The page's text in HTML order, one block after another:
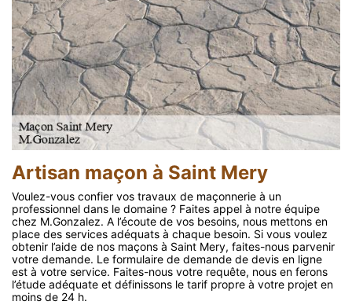
Artisan maçon à Saint Mery
Voulez-vous confier vos travaux de maçonnerie à un
professionnel dans le domaine ? Faites appel à notre équipe
chez M.Gonzalez. A l’écoute de vos besoins, nous mettons en
place des services adéquats à chaque besoin. Si vous voulez
obtenir l’aide de nos maçons à Saint Mery, faites-nous parvenir
votre demande. Le formulaire de demande de devis en ligne
est à votre service. Faites-nous votre requête, nous en ferons
l’étude adéquate et définissons le tarif propre à votre projet en
moins de 24 h.